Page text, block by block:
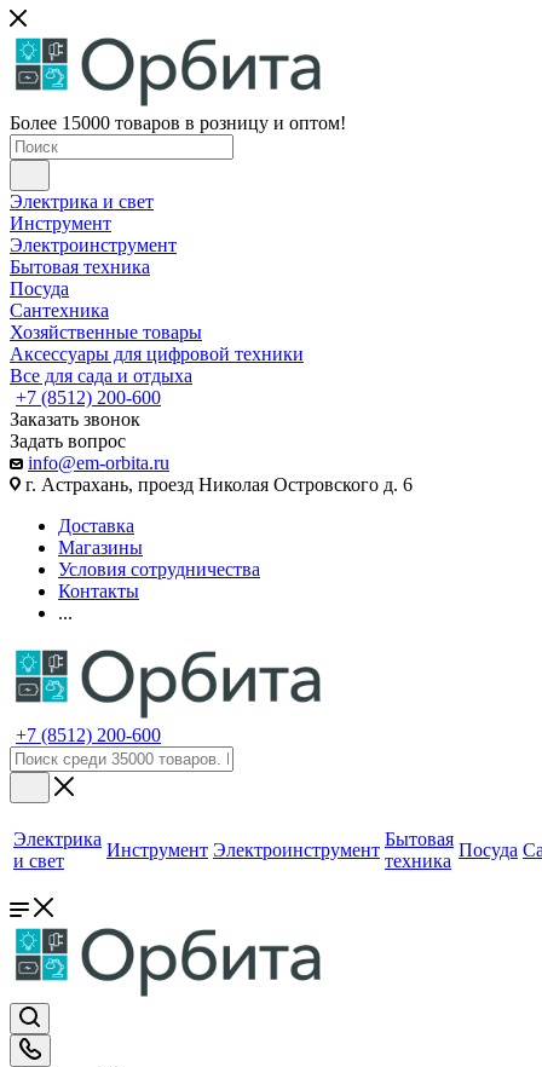
Более 15000 товаров в розницу и оптом!
Электрика и свет
Инструмент
Электроинструмент
Бытовая техника
Посуда
Сантехника
Хозяйственные товары
Аксессуары для цифровой техники
Все для сада и отдыха
+7 (8512) 200-600
Заказать звонок
Задать вопрос
info@em-orbita.ru
г. Астрахань, проезд Николая Островского д. 6
Доставка
Магазины
Условия сотрудничества
Контакты
...
+7 (8512) 200-600
Электрика
и свет
Инструмент Электроинструмент
Бытовая
техника
Посуда